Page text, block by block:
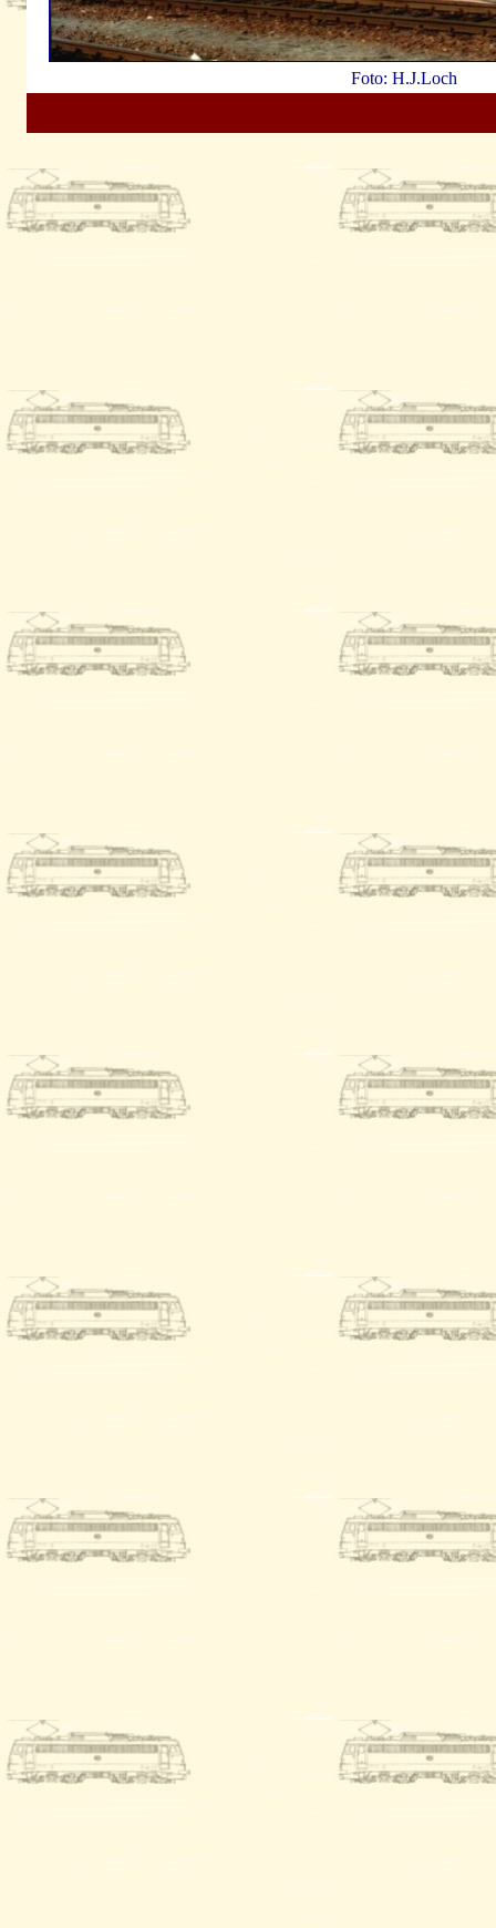
Foto: H.J.Loch